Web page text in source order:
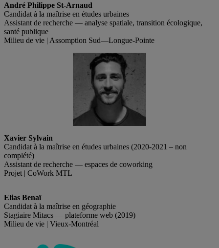
André Philippe St-Arnaud
Candidat à la maîtrise en études urbaines
Assistant de recherche — analyse spatiale, transition écologique,
santé publique
Milieu de vie | Assomption Sud—Longue-Pointe
Xavier Sylvain
Candidat à la maîtrise en études urbaines (2020-2021 – non
complété)
Assistant de recherche — espaces de coworking
Projet | CoWork MTL
Elias Benaï
Candidat à la maîtrise en géographie
Stagiaire Mitacs — plateforme web (2019)
Milieu de vie | Vieux-Montréal